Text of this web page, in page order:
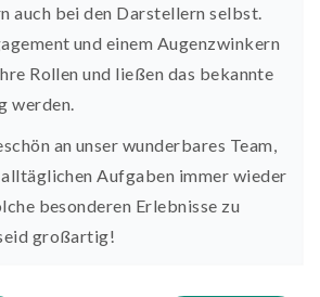
auch bei den Darstellern selbst.
und einem Augenzwinkern
Rollen und ließen das bekannte
werden.
an unser wunderbares Team,
alltäglichen Aufgaben immer wieder
besonderen Erlebnisse zu
großartig!